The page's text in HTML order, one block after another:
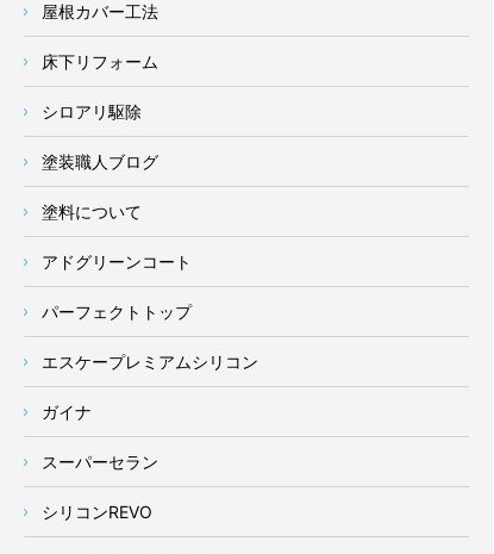
屋根カバー工法
床下リフォーム
シロアリ駆除
塗装職人ブログ
塗料について
アドグリーンコート
パーフェクトトップ
エスケープレミアムシリコン
ガイナ
スーパーセラン
シリコンREVO